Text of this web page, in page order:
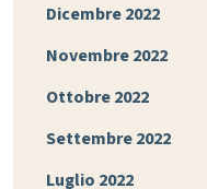
Dicembre 2022
Novembre 2022
Ottobre 2022
Settembre 2022
Luglio 2022